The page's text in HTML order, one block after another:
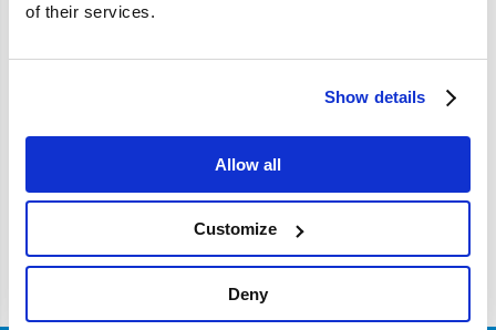
of their services.
Show details
Allow all
Customize
Deny
Artikelcode